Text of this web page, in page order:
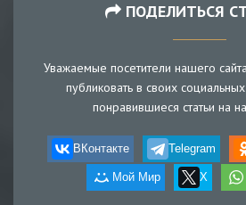
ПОДЕЛИТЬСЯ
Уважаемые посетители нашего
публиковать в своих
понравившиеся статьи на
ВКонтакте Telegram
Мой Мир X